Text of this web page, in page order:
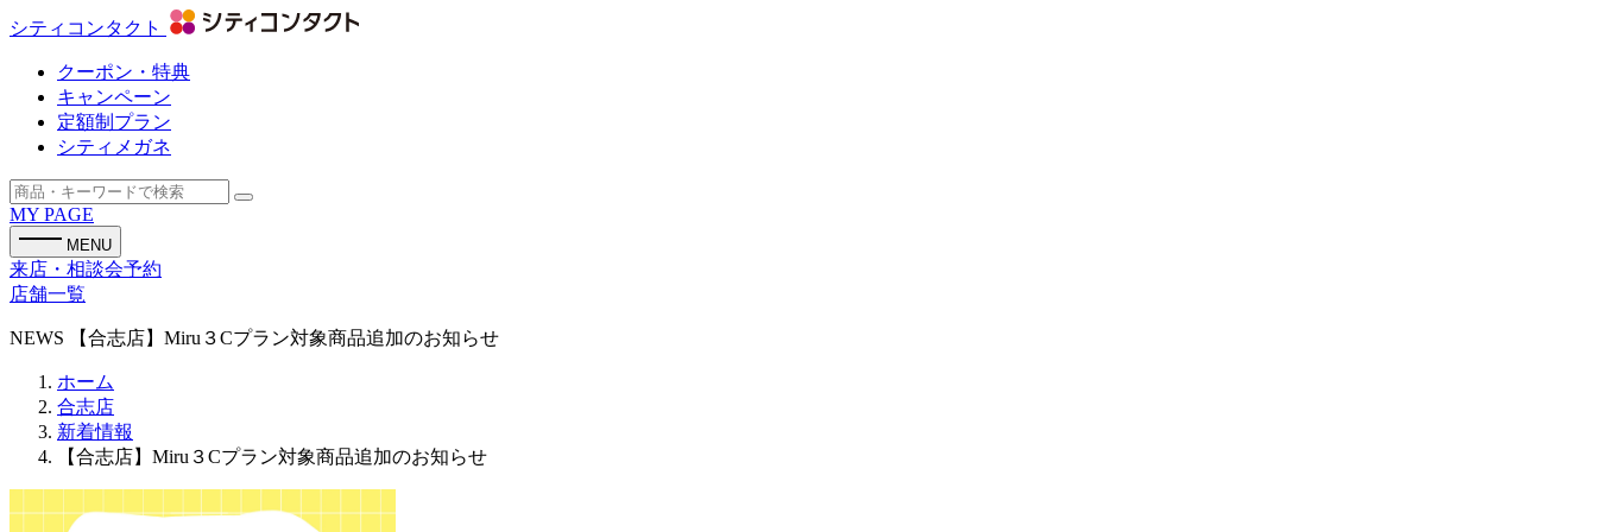
シティコンタクト
クーポン・特典
キャンペーン
定額制プラン
シティメガネ
MY PAGE
MENU
来店・相談会予約
店舗一覧
NEWS 【合志店】Miru３Cプラン対象商品追加のお知らせ
ホーム
合志店
新着情報
【合志店】Miru３Cプラン対象商品追加のお知らせ